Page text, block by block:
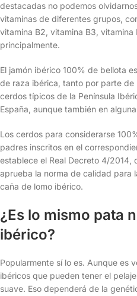
destacadas no podemos
vitaminas de diferentes grupos,
vitamina B2, vitamina B3, vitamina
principalmente.
El jamón ibérico 100% de bellota
de raza ibérica, tanto por parte
cerdos típicos de la Península
España, aunque también en
Los cerdos para considerarse
padres inscritos en el
establece el Real Decreto 4/2014,
aprueba la norma de calidad para
caña de lomo ibérico.
¿Es lo mismo pata
ibérico?
Popularmente sí lo es. Aunque es
ibéricos que pueden tener el
suave. Eso dependerá de la